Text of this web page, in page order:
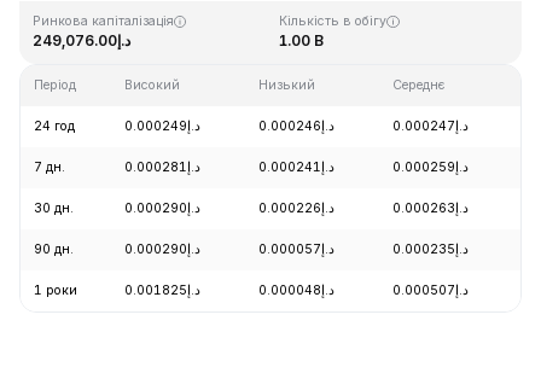
Ринкова капіталізація
د.إ249,076.00
Кількість в обігу
1.00 B
Період Високий Низький Середнє
24 год د.إ0.000249 د.إ0.000246 د.إ0.000247
7 дн. د.إ0.000281 د.إ0.000241 د.إ0.000259
30 дн. د.إ0.000290 د.إ0.000226 د.إ0.000263
90 дн. د.إ0.000290 د.إ0.000057 د.إ0.000235
1 роки د.إ0.001825 د.إ0.000048 د.إ0.000507